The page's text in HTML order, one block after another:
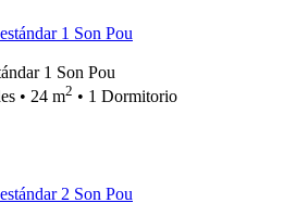
1 Son Pou
• 24 m2 • 1 Dormitorio